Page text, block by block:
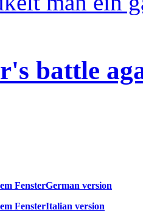
battle
German version
Italian version